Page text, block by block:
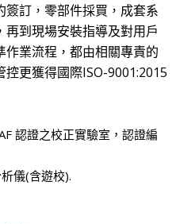
訂，零部件採買，成套系
到現場安裝指導及對用戶
業流程，都由相關專責的
更獲得國際ISO-9001:2015
認證之校正實驗室，認證編
儀(含遊校).